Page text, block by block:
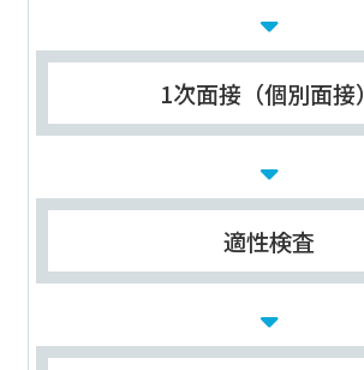
1次面接（個別面接）
適性検査